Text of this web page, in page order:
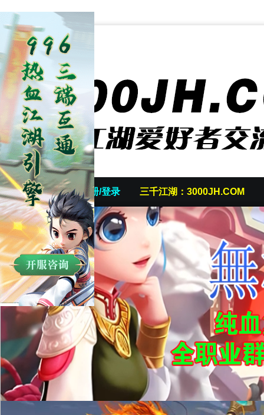
首页 发帖/注册/登录 三千江湖：3000JH.COM